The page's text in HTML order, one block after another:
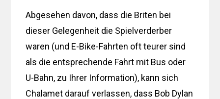
Abgesehen davon, dass die Briten bei
dieser Gelegenheit die Spielverderber
waren (und E-Bike-Fahrten oft teurer sind
als die entsprechende Fahrt mit Bus oder
U-Bahn, zu Ihrer Information), kann sich
Chalamet darauf verlassen, dass Bob Dylan